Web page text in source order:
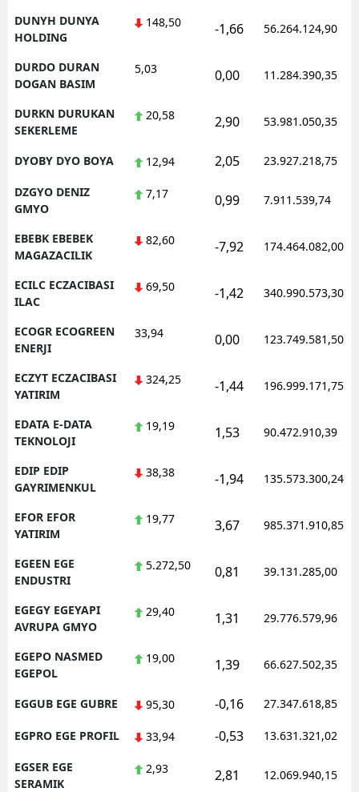
DUNYH DUNYA
HOLDING
148,50 -1,66 56.264.124,90
DURDO DURAN
DOGAN BASIM
5,03 0,00 11.284.390,35
DURKN DURUKAN
SEKERLEME
20,58 2,90 53.981.050,35
DYOBY DYO BOYA 12,94 2,05 23.927.218,75
DZGYO DENIZ
GMYO
7,17 0,99 7.911.539,74
EBEBK EBEBEK
MAGAZACILIK
82,60 -7,92 174.464.082,00
ECILC ECZACIBASI
ILAC
69,50 -1,42 340.990.573,30
ECOGR ECOGREEN
ENERJI
33,94 0,00 123.749.581,50
ECZYT ECZACIBASI
YATIRIM
324,25 -1,44 196.999.171,75
EDATA E-DATA
TEKNOLOJI
19,19 1,53 90.472.910,39
EDIP EDIP
GAYRIMENKUL
38,38 -1,94 135.573.300,24
EFOR EFOR
YATIRIM
19,77 3,67 985.371.910,85
EGEEN EGE
ENDUSTRI
5.272,50 0,81 39.131.285,00
EGEGY EGEYAPI
AVRUPA GMYO
29,40 1,31 29.776.579,96
EGEPO NASMED
EGEPOL
19,00 1,39 66.627.502,35
EGGUB EGE GUBRE 95,30 -0,16 27.347.618,85
EGPRO EGE PROFIL 33,94 -0,53 13.631.321,02
EGSER EGE
SERAMIK
2,93 2,81 12.069.940,15